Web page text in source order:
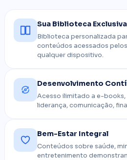
Sua Biblioteca Exclusiva
Biblioteca personalizada
conteúdos acessados
qualquer dispositivo.
Desenvolvimento
Acesso ilimitado a e-
liderança, comunicação,
Bem-Estar Integral
Conteúdos sobre saúde,
entretenimento